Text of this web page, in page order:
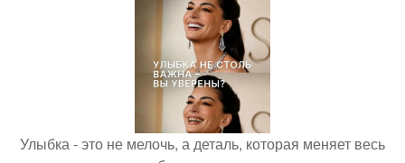
Улыбка - это не мелочь, а деталь, которая меняет весь